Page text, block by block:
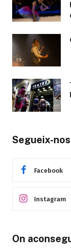
Segueix-
Facebook
Instagram
On